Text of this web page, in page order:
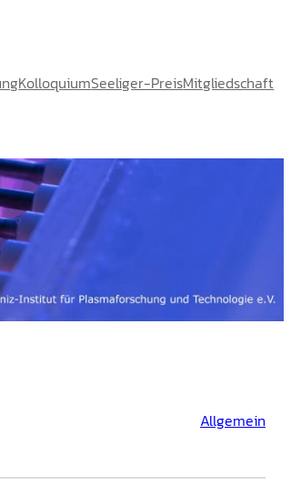
KolloquiumSeeliger-PreisMitgliedschaft
Allgemein